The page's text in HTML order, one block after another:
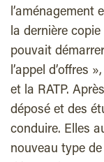
l’aménagement
la dernière
pouvait
l’appel d’offres
et la RATP.
déposé et des
conduire. Elles
nouveau type